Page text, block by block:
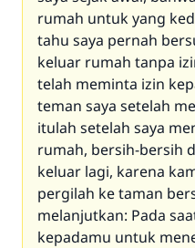
rumah untuk yang
tahu saya pernah
keluar rumah tanpa
telah meminta izin
teman saya setelah
itulah setelah saya
rumah, bersih-bersih
keluar lagi, karena
pergilah ke taman
melanjutkan: Pada
kepadamu untuk